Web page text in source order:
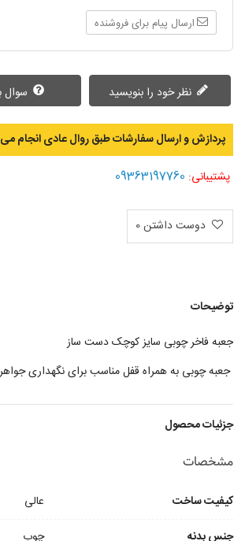
ارسال پیام برای فروشنده
نظر خود را بنویسید
پردازش و ارسال سفارشات طبق روال عادی انجام
پشتیبانی: 09363197760
دوست داشتن0
توضیحات
جعبه فاخر چوبی سایز کوچک دست ساز
جعبه چوبی به همراه قفل مناسب برای نگهداری
جزئیات محصول
مشخصات
کیفیت ساخت
عالی